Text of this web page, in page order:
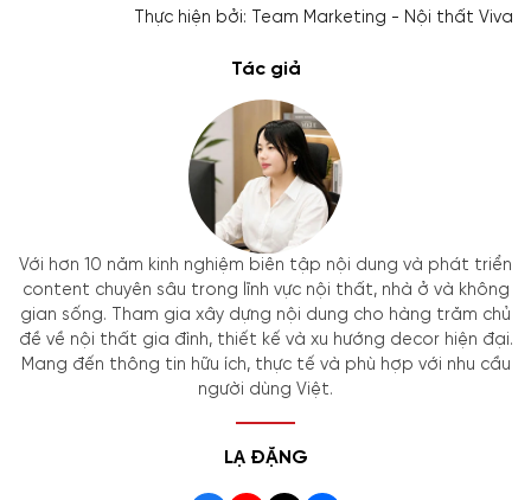
Thực hiện bởi: Team Marketing - Nội thất Viva
Tác giả
Với hơn 10 năm kinh nghiệm biên tập nội dung và phát triển
content chuyên sâu trong lĩnh vực nội thất, nhà ở và không
gian sống. Tham gia xây dựng nội dung cho hàng trăm chủ
đề về nội thất gia đình, thiết kế và xu hướng decor hiện đại.
Mang đến thông tin hữu ích, thực tế và phù hợp với nhu cầu
người dùng Việt.
LẠ ĐẶNG